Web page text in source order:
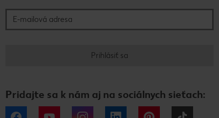
Prihlásiť sa
Pridajte sa k nám aj na sociálnych sieťach: